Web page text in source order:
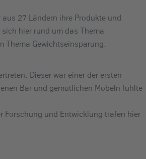
27 Ländern ihre Produkte und
hier rund um das Thema
Thema Gewichtseinsparung.
Dieser war einer der ersten
Bar und gemütlichen Möbeln fühlte
Forschung und Entwicklung trafen hier